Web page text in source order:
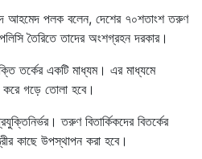
আহমেদ পলক বলেন, দেশের ৭০শতাংশ তরুণ
তৈরিতে তাদের অংশগ্রহন দরকার।
তর্কের একটি মাধ্যম। এর মাধ্যমে
গড়ে তোলা হবে।
তরুণ বিতা‌র্কিকদের বিতর্কের
কাছে উপস্থাপন করা হবে।